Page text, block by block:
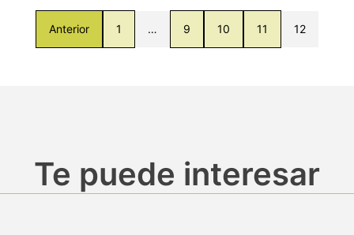
Anterior 1 … 9 10 11 12
Te puede interesar